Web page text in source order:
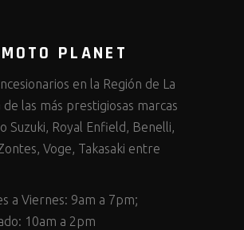
PLANET
en la Región de La
de las más prestigiosas marcas
Suzuki, Royal Enfield, Benelli,
Voge, Takasaki entre
a Viernes: 9am a 7pm;
10am a 2pm